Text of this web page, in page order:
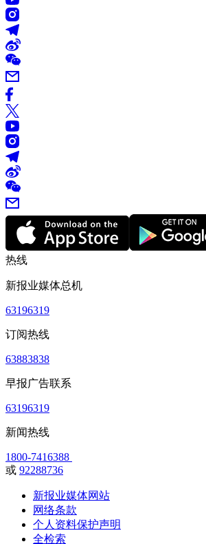
热线
新报业媒体总机
63196319
订阅热线
63883838
早报广告联系
63196319
新闻热线
1800-7416388
或 92288736
新报业媒体网站
网络条款
个人资料保护声明
全检索